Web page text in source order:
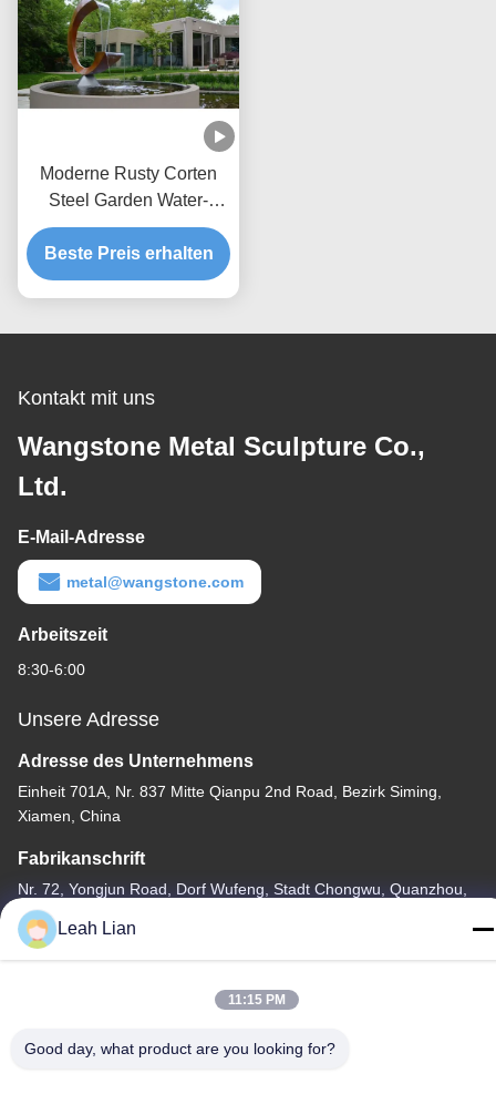
Moderne Rusty Corten
Steel Garden Water-
Eigenschaft im Freien
Beste Preis erhalten
Kontakt mit uns
Wangstone Metal Sculpture Co.,
Ltd.
E-Mail-Adresse
metal@wangstone.com
Arbeitszeit
8:30-6:00
Unsere Adresse
Adresse des Unternehmens
Einheit 701A, Nr. 837 Mitte Qianpu 2nd Road, Bezirk Siming,
Xiamen, China
Fabrikanschrift
Nr. 72, Yongjun Road, Dorf Wufeng, Stadt Chongwu, Quanzhou,
Fujian, China
Tel.
Leah Lian
11:15 PM
Good day, what product are you looking for?